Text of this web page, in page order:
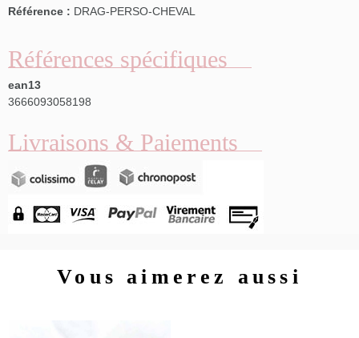
Référence : DRAG-PERSO-CHEVAL
Références spécifiques
ean13
3666093058198
Livraisons & Paiements
Vous aimerez aussi